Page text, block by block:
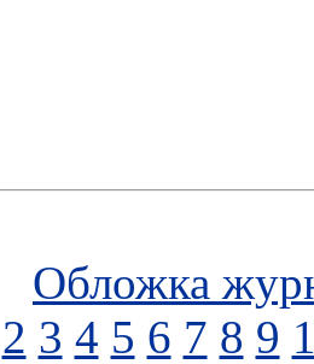
Обложка
2 3 4 5 6 7 8 9